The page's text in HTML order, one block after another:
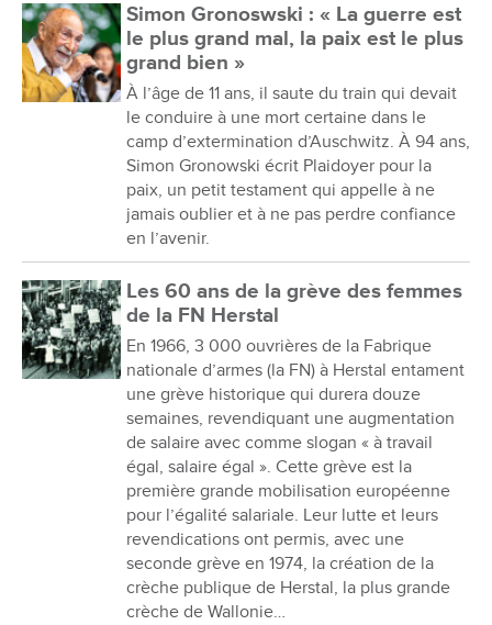
Simon Gronoswski : « La guerre est
le plus grand mal, la paix est le plus
grand bien »
À l’âge de 11 ans, il saute du train qui devait
le conduire à une mort certaine dans le
camp d’extermination d’Auschwitz. À 94 ans,
Simon Gronowski écrit Plaidoyer pour la
paix, un petit testament qui appelle à ne
jamais oublier et à ne pas perdre confiance
en l’avenir.
Les 60 ans de la grève des femmes
de la FN Herstal
En 1966, 3 000 ouvrières de la Fabrique
nationale d’armes (la FN) à Herstal entament
une grève historique qui durera douze
semaines, revendiquant une augmentation
de salaire avec comme slogan « à travail
égal, salaire égal ». Cette grève est la
première grande mobilisation européenne
pour l’égalité salariale. Leur lutte et leurs
revendications ont permis, avec une
seconde grève en 1974, la création de la
crèche publique de Herstal, la plus grande
crèche de Wallonie…